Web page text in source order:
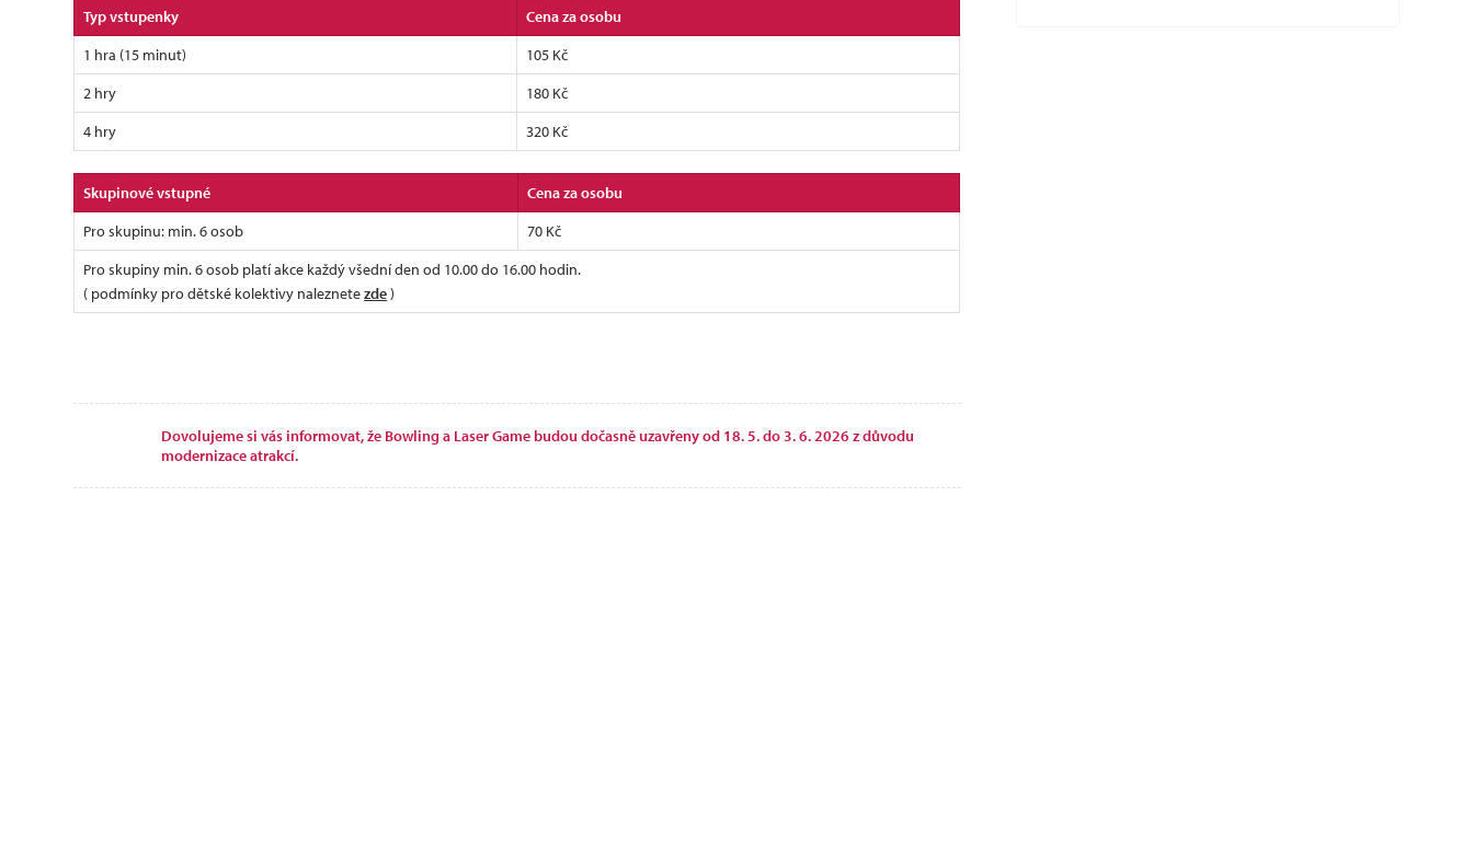
Typ vstupenky
Cena za osobu
1 hra (15 minut)
105 Kč
2 hry
180 Kč
4 hry
320 Kč
Skupinové vstupné
Cena za osobu
Pro skupinu: min. 6 osob
70 Kč
Pro skupiny min. 6 osob platí akce každý všední den od 10.00 do 16.00 hodin.
( podmínky pro dětské kolektivy naleznetezde)
Dovolujeme si vás informovat, že Bowling a Laser Game budou dočasně uzavřeny od 18. 5. do 3. 6. 2026 z důvodu
modernizace atrakcí.